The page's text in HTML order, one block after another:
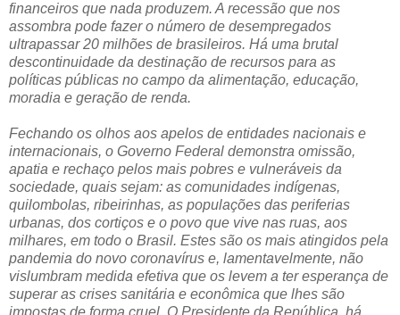
financeiros que nada produzem. A recessão que nos
assombra pode fazer o número de desempregados
ultrapassar 20 milhões de brasileiros. Há uma brutal
descontinuidade da destinação de recursos para as
políticas públicas no campo da alimentação, educação,
moradia e geração de renda.
Fechando os olhos aos apelos de entidades nacionais e
internacionais, o Governo Federal demonstra omissão,
apatia e rechaço pelos mais pobres e vulneráveis da
sociedade, quais sejam: as comunidades indígenas,
quilombolas, ribeirinhas, as populações das periferias
urbanas, dos cortiços e o povo que vive nas ruas, aos
milhares, em todo o Brasil. Estes são os mais atingidos pela
pandemia do novo coronavírus e, lamentavelmente, não
vislumbram medida efetiva que os levem a ter esperança de
superar as crises sanitária e econômica que lhes são